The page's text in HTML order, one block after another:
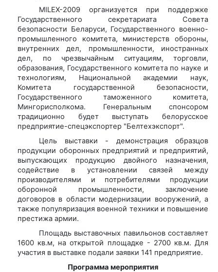
MILEX-2009 организуется при поддержке
Государственного секретариата Совета
безопасности Беларуси, Государственного военно-
промышленного комитета, министерств обороны,
внутренних дел, промышленности, иностранных
дел, по чрезвычайным ситуациям, торговли,
образования, Государственного комитета по науке и
технологиям, Национальной академии наук,
Комитета государственной безопасности,
Государственного таможенного комитета,
Мингорисполкома. Генеральным спонсором
традиционно будет выступать белорусское
предприятие-спецэкспортер "Белтехэкспорт".
Цель выставки - демонстрация образцов
продукции оборонных предприятий и предприятий,
выпускающих продукцию двойного назначения,
содействие в установлении связей между
производителями и потребителями продукции
оборонной промышленности, заключение
договоров в области модернизации вооружений, а
также популяризация военной техники и повышение
престижа армии.
Площадь выставочных павильонов составляет
1600 кв.м, на открытой площадке - 2700 кв.м. Для
участия в выставке подали заявки 141 предприятие.
Программа мероприятия